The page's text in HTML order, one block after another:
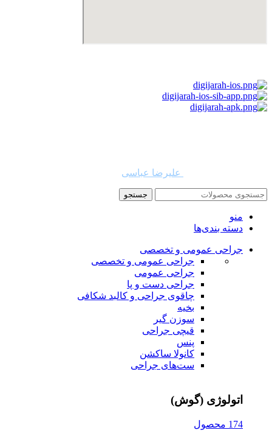
علیرضا عباسی
جستجو
منو
دسته بندی‌ها
جراحی عمومی و تخصصی
جراحی عمومی و تخصصی
جراحی عمومی
جراحی دست و پا
چاقوی جراحی و کالبد شکافی
بخیه
سوزن‌ گیر
قیچی‌ جراحی
پنس
کانولا ساکشن
ست‌های جراحی
اتولوژی (گوش)
174 محصول